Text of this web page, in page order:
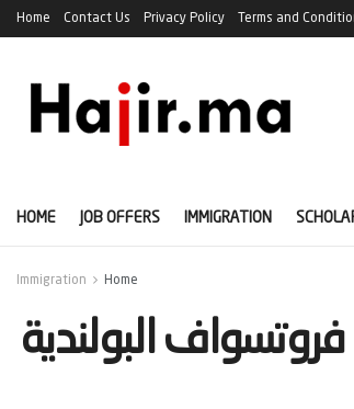
Home Contact Us Privacy Policy Terms and
HOME JOB OFFERS IMMIGRATION
Home
Immigration
البولندية